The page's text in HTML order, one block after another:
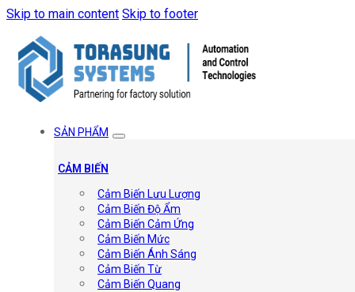
Skip to main content Skip to footer
SẢN PHẨM
CẢM BIẾN
Cảm Biến Lưu Lượng
Cảm Biến Độ Ẩm
Cảm Biến Cảm Ứng
Cảm Biến Mức
Cảm Biến Ánh Sáng
Cảm Biến Từ
Cảm Biến Quang